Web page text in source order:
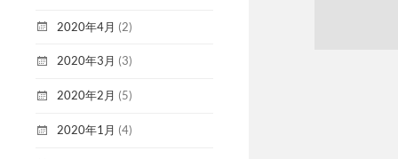
2020年4月 (2)
2020年3月 (3)
2020年2月 (5)
2020年1月 (4)